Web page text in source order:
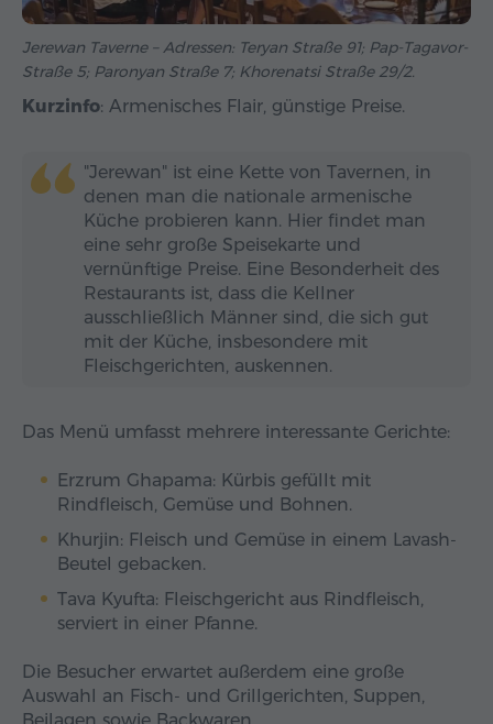
Jerewan Taverne – Adressen: Teryan Straße 91; Pap-Tagavor-
Straße 5; Paronyan Straße 7; Khorenatsi Straße 29/2.
Kurzinfo: Armenisches Flair, günstige Preise.
"Jerewan" ist eine Kette von Tavernen, in
denen man die nationale armenische
Küche probieren kann. Hier findet man
eine sehr große Speisekarte und
vernünftige Preise. Eine Besonderheit des
Restaurants ist, dass die Kellner
ausschließlich Männer sind, die sich gut
mit der Küche, insbesondere mit
Fleischgerichten, auskennen.
Das Menü umfasst mehrere interessante Gerichte:
Erzrum Ghapama: Kürbis gefüllt mit
Rindfleisch, Gemüse und Bohnen.
Khurjin: Fleisch und Gemüse in einem Lavash-
Beutel gebacken.
Tava Kyufta: Fleischgericht aus Rindfleisch,
serviert in einer Pfanne.
Die Besucher erwartet außerdem eine große
Auswahl an Fisch- und Grillgerichten, Suppen,